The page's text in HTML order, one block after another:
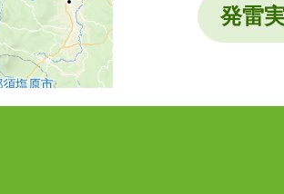
発雷